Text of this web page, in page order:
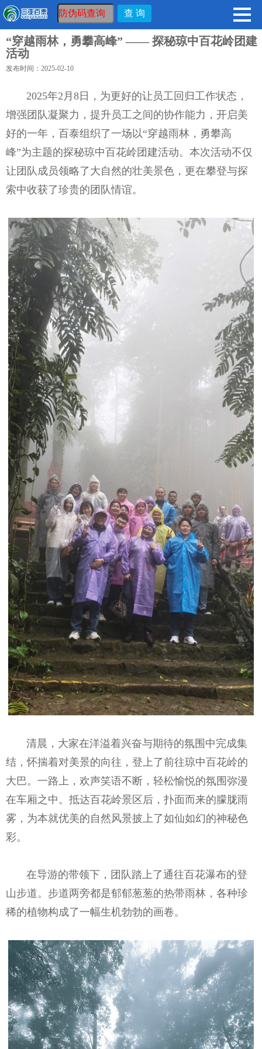
“穿越雨林，勇攀高峰” —— 探秘琼中百花岭团建
活动
发布时间：2025-02-10
2025年2月8日，为更好的让员工回归工作状态，
增强团队凝聚力，提升员工之间的协作能力，开启美
好的一年，百泰组织了一场以“穿越雨林，勇攀高
峰”为主题的探秘琼中百花岭团建活动。本次活动不仅
让团队成员领略了大自然的壮美景色，更在攀登与探
索中收获了珍贵的团队情谊。
清晨，大家在洋溢着兴奋与期待的氛围中完成集
结，怀揣着对美景的向往，登上了前往琼中百花岭的
大巴。一路上，欢声笑语不断，轻松愉悦的氛围弥漫
在车厢之中。抵达百花岭景区后，扑面而来的朦胧雨
雾，为本就优美的自然风景披上了如仙如幻的神秘色
彩。
在导游的带领下，团队踏上了通往百花瀑布的登
山步道。步道两旁都是郁郁葱葱的热带雨林，各种珍
稀的植物构成了一幅生机勃勃的画卷。